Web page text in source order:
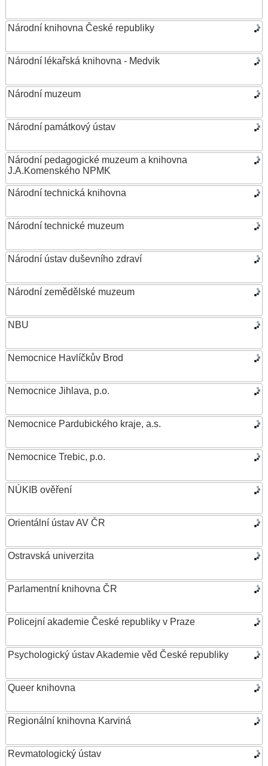
Národní knihovna České republiky
Národní lékařská knihovna - Medvik
Národní muzeum
Národní památkový ústav
Národní pedagogické muzeum a knihovna
J.A.Komenského NPMK
Národní technická knihovna
Národní technické muzeum
Národní ústav duševního zdraví
Národní zemědělské muzeum
NBU
Nemocnice Havlíčkův Brod
Nemocnice Jihlava, p.o.
Nemocnice Pardubického kraje, a.s.
Nemocnice Trebic, p.o.
NÚKIB ověření
Orientální ústav AV ČR
Ostravská univerzita
Parlamentní knihovna ČR
Policejní akademie České republiky v Praze
Psychologický ústav Akademie věd České republiky
Queer knihovna
Regionální knihovna Karviná
Revmatologický ústav